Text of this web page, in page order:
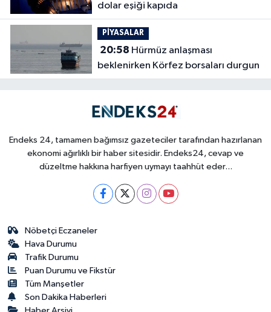
dolar eşiği kapıda
PİYASALAR
20:58
beklenirken Körfez borsaları durgun
Endeks 24, tamamen bağımsız gazeteciler tarafından hazırlanan
ekonomi ağırlıklı bir haber sitesidir. Endeks24, cevap ve
düzeltme hakkına harfiyen uymayı taahhüt eder...
Nöbetçi Eczaneler
Hava Durumu
Trafik Durumu
Puan Durumu ve Fikstür
Tüm Manşetler
Son Dakika Haberleri
Haber Arşivi